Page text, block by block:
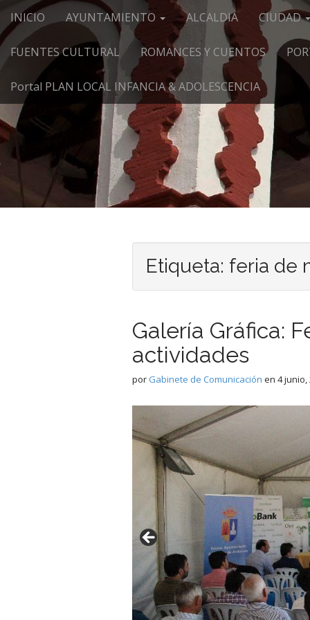
Menú principal
Saltar al contenido
INICIO AYUNTAMIENTO ALCALDIA CIUDAD
FUENTES CULTURAL ROMANCES Y CUENTOS
Portal PLAN LOCAL INFANCIA & ADOLESCENCIA
Etiqueta: feria de
Galería Gráfica:
actividades
por Gabinete de Comunicación en 4 junio,